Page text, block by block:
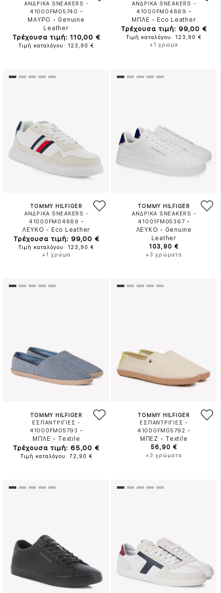
ΑΝΔΡΙΚΑ SNEAKERS -
41000FM05740 -
ΜΑΥΡΟ - Genuine
Leather
Τρέχουσα τιμή: 110,00 €
Τιμή καταλόγου: 123,90 €
ΑΝΔΡΙΚΑ SNEAKERS -
41000FM04889 -
ΜΠΛΕ - Eco Leather
Τρέχουσα τιμή: 99,00 €
Τιμή καταλόγου: 123,90 €
+1 χρώμα
TOMMY HILFIGER
ΑΝΔΡΙΚΑ SNEAKERS -
41000FM04889 -
ΛΕΥΚΟ - Eco Leather
Τρέχουσα τιμή: 99,00 €
Τιμή καταλόγου: 123,90 €
+1 χρώμα
TOMMY HILFIGER
ΑΝΔΡΙΚΑ SNEAKERS -
41001FM05367 -
ΛΕΥΚΟ - Genuine
Leather
103,90 €
+3 χρώματα
TOMMY HILFIGER
ΕΣΠΑΝΤΡΙΓΙΕΣ -
41000FM05793 -
ΜΠΛΕ - Textile
Τρέχουσα τιμή: 65,00 €
Τιμή καταλόγου: 72,90 €
TOMMY HILFIGER
ΕΣΠΑΝΤΡΙΓΙΕΣ -
41000FM05792 -
ΜΠΕΖ - Textile
56,90 €
+3 χρώματα